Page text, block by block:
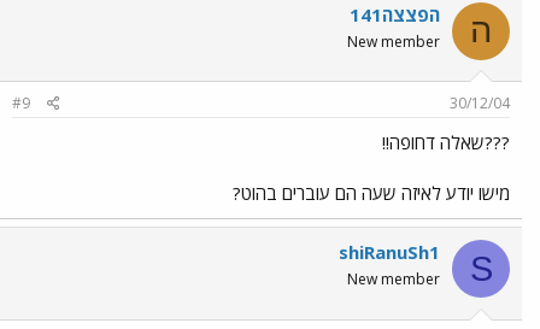
ה הפצצה141
New member
30/12/04
#9
???שאלה דחופה!!
מישו יודע לאיזה שעה הם עוברים בהוט?
S
shiRanuSh1
New member